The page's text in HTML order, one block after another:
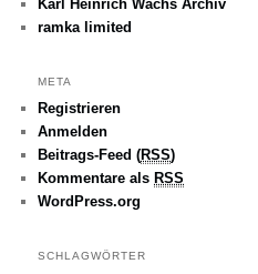
Karl Heinrich Wachs Archiv
ramka limited
META
Registrieren
Anmelden
Beitrags-Feed (RSS)
Kommentare als RSS
WordPress.org
SCHLAGWÖRTER